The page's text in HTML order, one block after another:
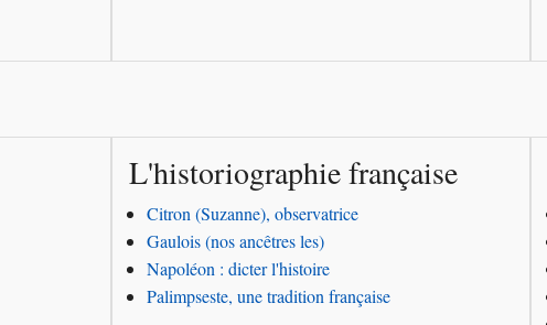
L'historiographie française
Citron (Suzanne), observatrice
Gaulois (nos ancêtres les)
Napoléon : dicter l'histoire
Palimpseste, une tradition française